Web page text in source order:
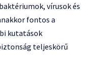
vírusok és
fontos a
kutatások
teljeskörű